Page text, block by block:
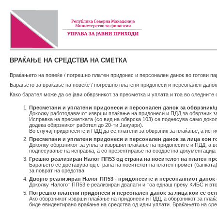
ВРАЌАЊЕ НА СРЕДСТВА НА СМЕТКА
Враќањето на повеќе / погрешно платен придонес и персонален данок во готови
Барањето за враќање на повеќе / погрешно платени придонеси и персонален
Како барател може да се јави обврзникот за пресметка и уплата и тоа во следните
Пресметани и уплатени придонеси и персонален данок за
Доколку работодавачот изврши плаќање на придонеси и ПДД за обврзник
Исправка на пресметката (со вид на обврска 103) се поднесува само
додека обврзникот работел до 20-ти Јануари).
Во случај придонесите и ПДД да се платени за обврзник за плаќање, а
Пресметани и уплатени придонеси и персонален данок за лица кои
Доколку обврзникот за уплата извршил плаќање на придонесите и ПДД,
поднесување на исправка, а со презентирање на соодветна
Грешно реализиран Налог ПП53 од страна на носителот на платен
Барањето се доставува од страна на носителот на платен промет
за поврат на средства.
Двојно реализиран Налог ПП53 - придонесите и персоналниот
Доколку Налогот ПП53 е реализиран двапати и тоа еднаш преку КИБС и
Погрешно платени придонеси и персонален данок за лица кои се
Ако обврзникот изврши плаќање на придонеси и ПДД, а обврзникот за
биде евидентирано враќање на средства од идни уплати. Враќањето на